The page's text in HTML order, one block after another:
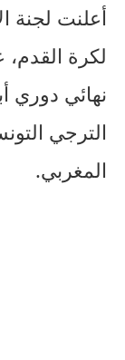
أعلنت لجنة
لكرة
نهائي دوري
الترجي
المغربي.